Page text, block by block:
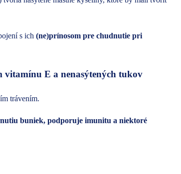
s ich (ne)prínosom pre chudnutie pri
E a nenasýtených tukov
trávením.
buniek, podporuje imunitu a niektoré